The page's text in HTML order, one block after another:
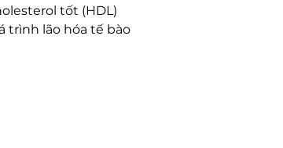
tốt (HDL)
trình lão hóa tế bào
hợp chất lignan như sesamin và